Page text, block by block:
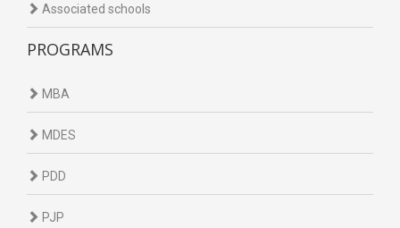
Associated schools
PROGRAMS
MBA
MDES
PDD
PJP